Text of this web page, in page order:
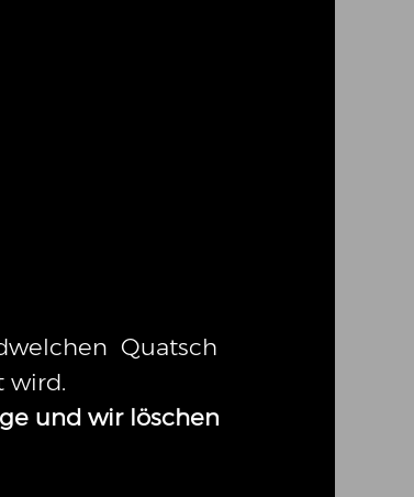
Quatsch
wird.
und wir löschen